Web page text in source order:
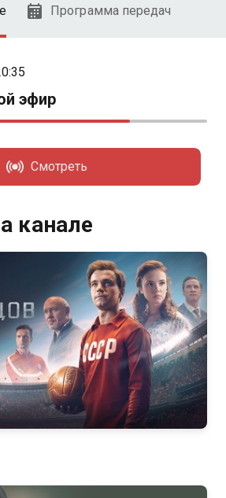
Программа передач
эфир
Смотреть
канале